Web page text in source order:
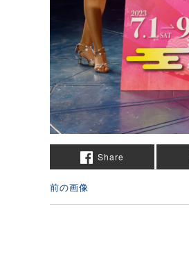
Share
前の画像